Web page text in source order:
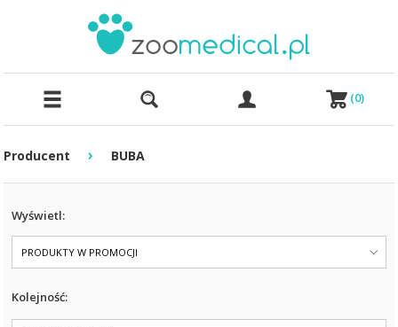
(0)
Producent › BUBA
Wyświetl:
PRODUKTY W PROMOCJI
Kolejność: